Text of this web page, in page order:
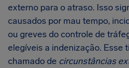
externo para o atraso. Isso
causados por mau tempo,
ou greves do controle de
elegíveis a indenização. Esse
chamado de circunstâncias